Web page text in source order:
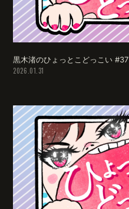
黒木渚のひょっとこどっこい #37
2026.01.31